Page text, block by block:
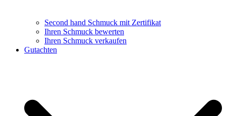
Second hand Schmuck mit Zertifikat
Ihren Schmuck bewerten
Ihren Schmuck verkaufen
Gutachten